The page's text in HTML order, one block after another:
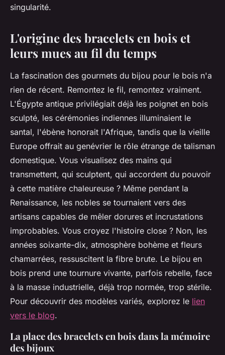
singularité.
L'origine des bracelets en bois et
leurs mues au fil du temps
La fascination des gourmets du bijou pour le bois n'a
rien de récent. Remontez le fil, remontez vraiment.
L'Égypte antique privilégiait déjà les poignet en bois
sculpté, les cérémonies indiennes illuminaient le
santal, l'ébène honorait l'Afrique, tandis que la vieille
Europe offrait au genévrier le rôle étrange de talisman
domestique. Vous visualisez des mains qui
transmettent, qui sculptent, qui accordent du pouvoir
à cette matière chaleureuse ? Même pendant la
Renaissance, les nobles se tournaient vers des
artisans capables de mêler dorures et incrustations
improbables. Vous croyez l'histoire close ? Non, les
années soixante-dix, atmosphère bohème et fleurs
chamarrées, ressuscitent la fibre brute. Le bijou en
bois prend une tournure vivante, parfois rebelle, face
à la masse industrielle, déjà trop normée, trop stérile.
Pour découvrir des modèles variés, explorez le lien
vers le blog.
La place des bracelets en bois dans la mémoire
des bijoux